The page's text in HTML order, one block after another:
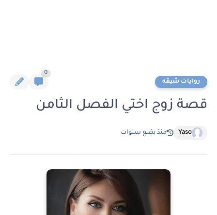
روايات شيقه
0
قصة زوج اختي الفصل الثامن
Yaso منذ بضع سنوات